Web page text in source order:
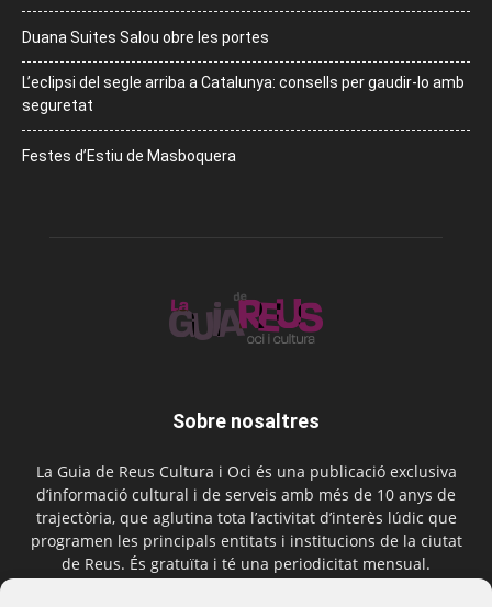
Duana Suites Salou obre les portes
L’eclipsi del segle arriba a Catalunya: consells per gaudir-lo amb
seguretat
Festes d’Estiu de Masboquera
Sobre nosaltres
La Guia de Reus Cultura i Oci és una publicació exclusiva
d’informació cultural i de serveis amb més de 10 anys de
trajectòria, que aglutina tota l’activitat d’interès lúdic que
programen les principals entitats i institucions de la ciutat
de Reus. És gratuïta i té una periodicitat mensual.